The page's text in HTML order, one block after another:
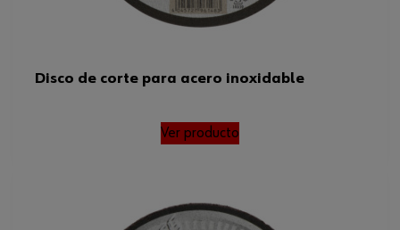
Capacidad de corte (sistema de
3 puntos de 4
Calidad de corte (sistema de
115 x 1,0 mm
Disco de corte para acero inoxidable
Ver producto